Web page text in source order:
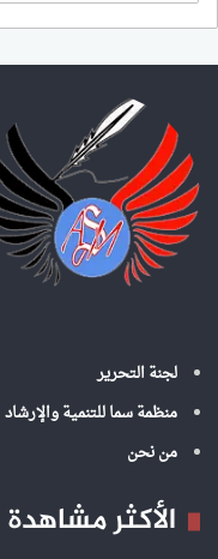
لجنة التحرير
منظمة سما للتنمية والإرشاد
من نحن
الأكثر مشاهدة